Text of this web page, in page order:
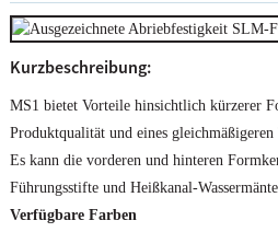
Kurzbeschreibung:
MS1 bietet Vorteile hinsichtlich kürzerer
Produktqualität und eines
Es kann die vorderen und hinteren
Führungsstifte und Heißkanal-
Verfügbare Farben